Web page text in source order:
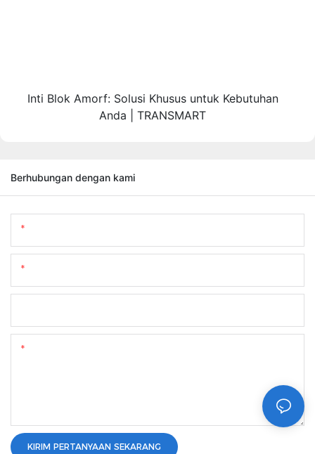
Inti Blok Amorf: Solusi Khusus untuk Kebutuhan
Anda | TRANSMART
Berhubungan dengan kami
KIRIM PERTANYAAN SEKARANG